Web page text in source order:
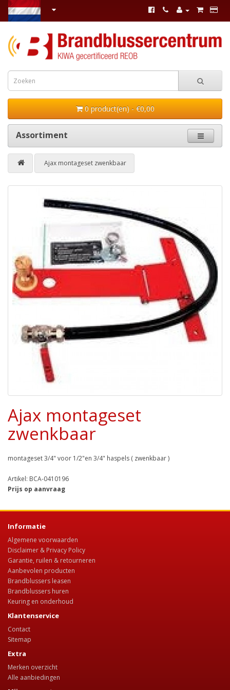
0 product(en) - €0,00
Assortiment
Ajax montageset zwenkbaar
Ajax montageset
zwenkbaar
montageset 3/4" voor 1/2"en 3/4" haspels ( zwenkbaar )
Artikel: BCA-0410196
Prijs op aanvraag
Informatie
Algemene voorwaarden
Disclaimer & Privacy Policy
Garantie, ruilen & retourneren
Aanbevolen producten
Brandblussers leasen
Brandblussers huren
Keuring en onderhoud
Klantenservice
Contact
Sitemap
Extra
Merken overzicht
Alle aanbiedingen